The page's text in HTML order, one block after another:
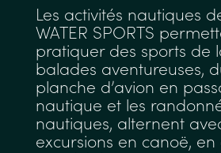
Les activités nautiques
WATER SPORTS
pratiquer des sports de
balades aventureuses,
planche d’avion en
nautique et les
nautiques, alternent
excursions en canoë,